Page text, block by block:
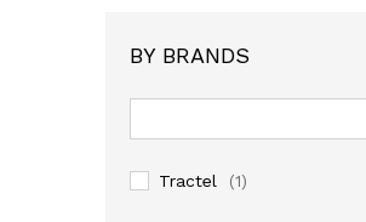
BY BRANDS
Tractel (1)